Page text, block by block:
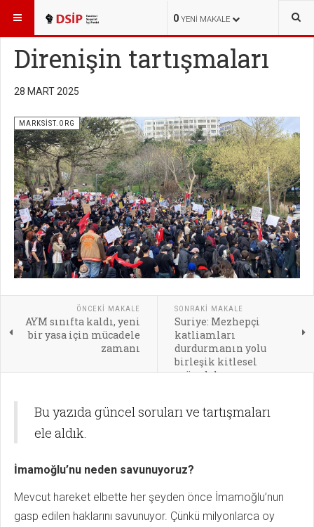
0 YENI MAKALE
BURADASINIZ: YAYINLAR MARKSİST.ORG
Direnişin tartışmaları
28 MART 2025
MARKSİST.ORG
ÖNCEKI MAKALE
AYM sınıfta kaldı, yeni
bir yasa için mücadele
zamanı
SONRAKI MAKALE
Suriye: Mezhepçi
katliamları
durdurmanın yolu
birleşik kitlesel
mücadele
Bu yazıda güncel soruları ve tartışmaları
ele aldık.
İmamoğlu’nu neden savunuyoruz?
Mevcut hareket elbette her şeyden önce İmamoğlu’nun
gasp edilen haklarını savunuyor. Çünkü milyonlarca oy